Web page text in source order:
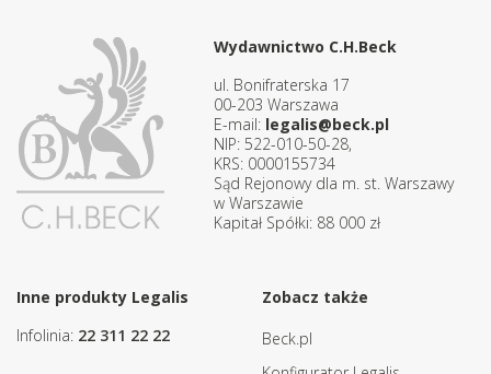
Wydawnictwo C.H.Beck
ul. Bonifraterska 17
00-203 Warszawa
E-mail: legalis@beck.pl
NIP: 522-010-50-28,
KRS: 0000155734
Sąd Rejonowy dla m. st. Warszawy
w Warszawie
Kapitał Spółki: 88 000 zł
Inne produkty Legalis
Infolinia: 22 311 22 22
Zobacz także
Beck.pl